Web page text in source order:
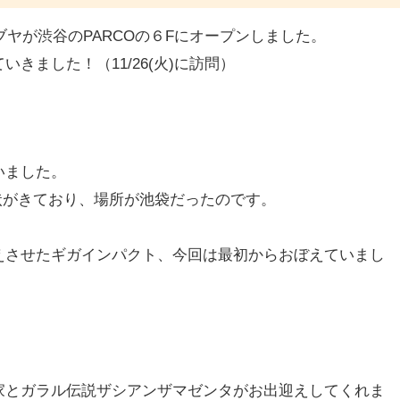
が渋谷のPARCOの６Fにオープンしました。
きました！（11/26(火)に訪問）
した。
きており、場所が池袋だったのです。
せたギガインパクト、今回は最初からおぼえていまし
ガラル伝説ザシアンザマゼンタがお出迎えしてくれま